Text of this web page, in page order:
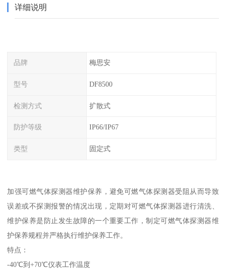
详细说明
品牌 梅思安
型号 DF8500
检测方式 扩散式
防护等级 IP66/IP67
类型 固定式
加强可燃气体探测器维护保养，避免可燃气体探测器受阻从而导致
误差或不探测报警的情况出现，定期对可燃气体探测器进行清洗、
维护保养是防止发生故障的一个重要工作，制定可燃气体探测器维
护保养规程并严格执行维护保养工作。
特点：
-40℃到+70℃仪表工作温度